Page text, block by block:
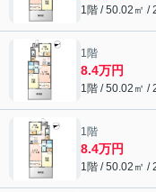
1階 / 50.02㎡ /
1階
8.4万円
1階 / 50.02㎡ /
1階
8.4万円
1階 / 50.02㎡ /